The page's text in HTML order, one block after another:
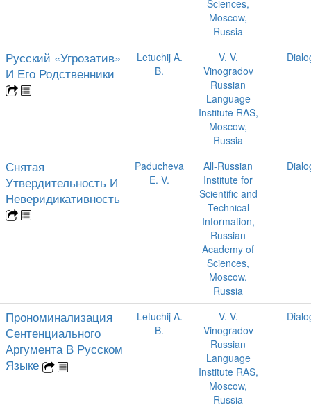
Sciences,
Moscow,
Russia
Русский «Угрозатив»
И Его Родственники
Letuchij A.
B.
V. V.
Vinogradov
Russian
Language
Institute RAS,
Moscow,
Russia
Снятая
Утвердительность И
Неверидикативность
Paducheva
E. V.
All-Russian
Institute for
Scientific and
Technical
Information,
Russian
Academy of
Sciences,
Moscow,
Russia
Прономинализация
Сентенциального
Аргумента В Русском
Языке
Letuchij A.
B.
V. V.
Vinogradov
Russian
Language
Institute RAS,
Moscow,
Russia